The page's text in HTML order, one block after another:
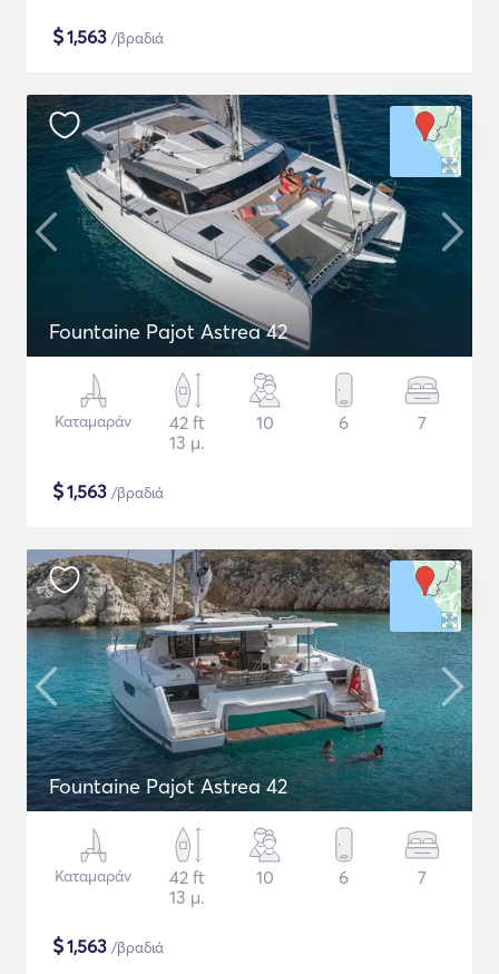
$1,563 /βραδιά
Fountaine Pajot Astrea 42
Καταμαράν
42 ft
13 μ.
10 6 7
$1,563 /βραδιά
Fountaine Pajot Astrea 42
Καταμαράν
42 ft
13 μ.
10 6 7
$1,563 /βραδιά